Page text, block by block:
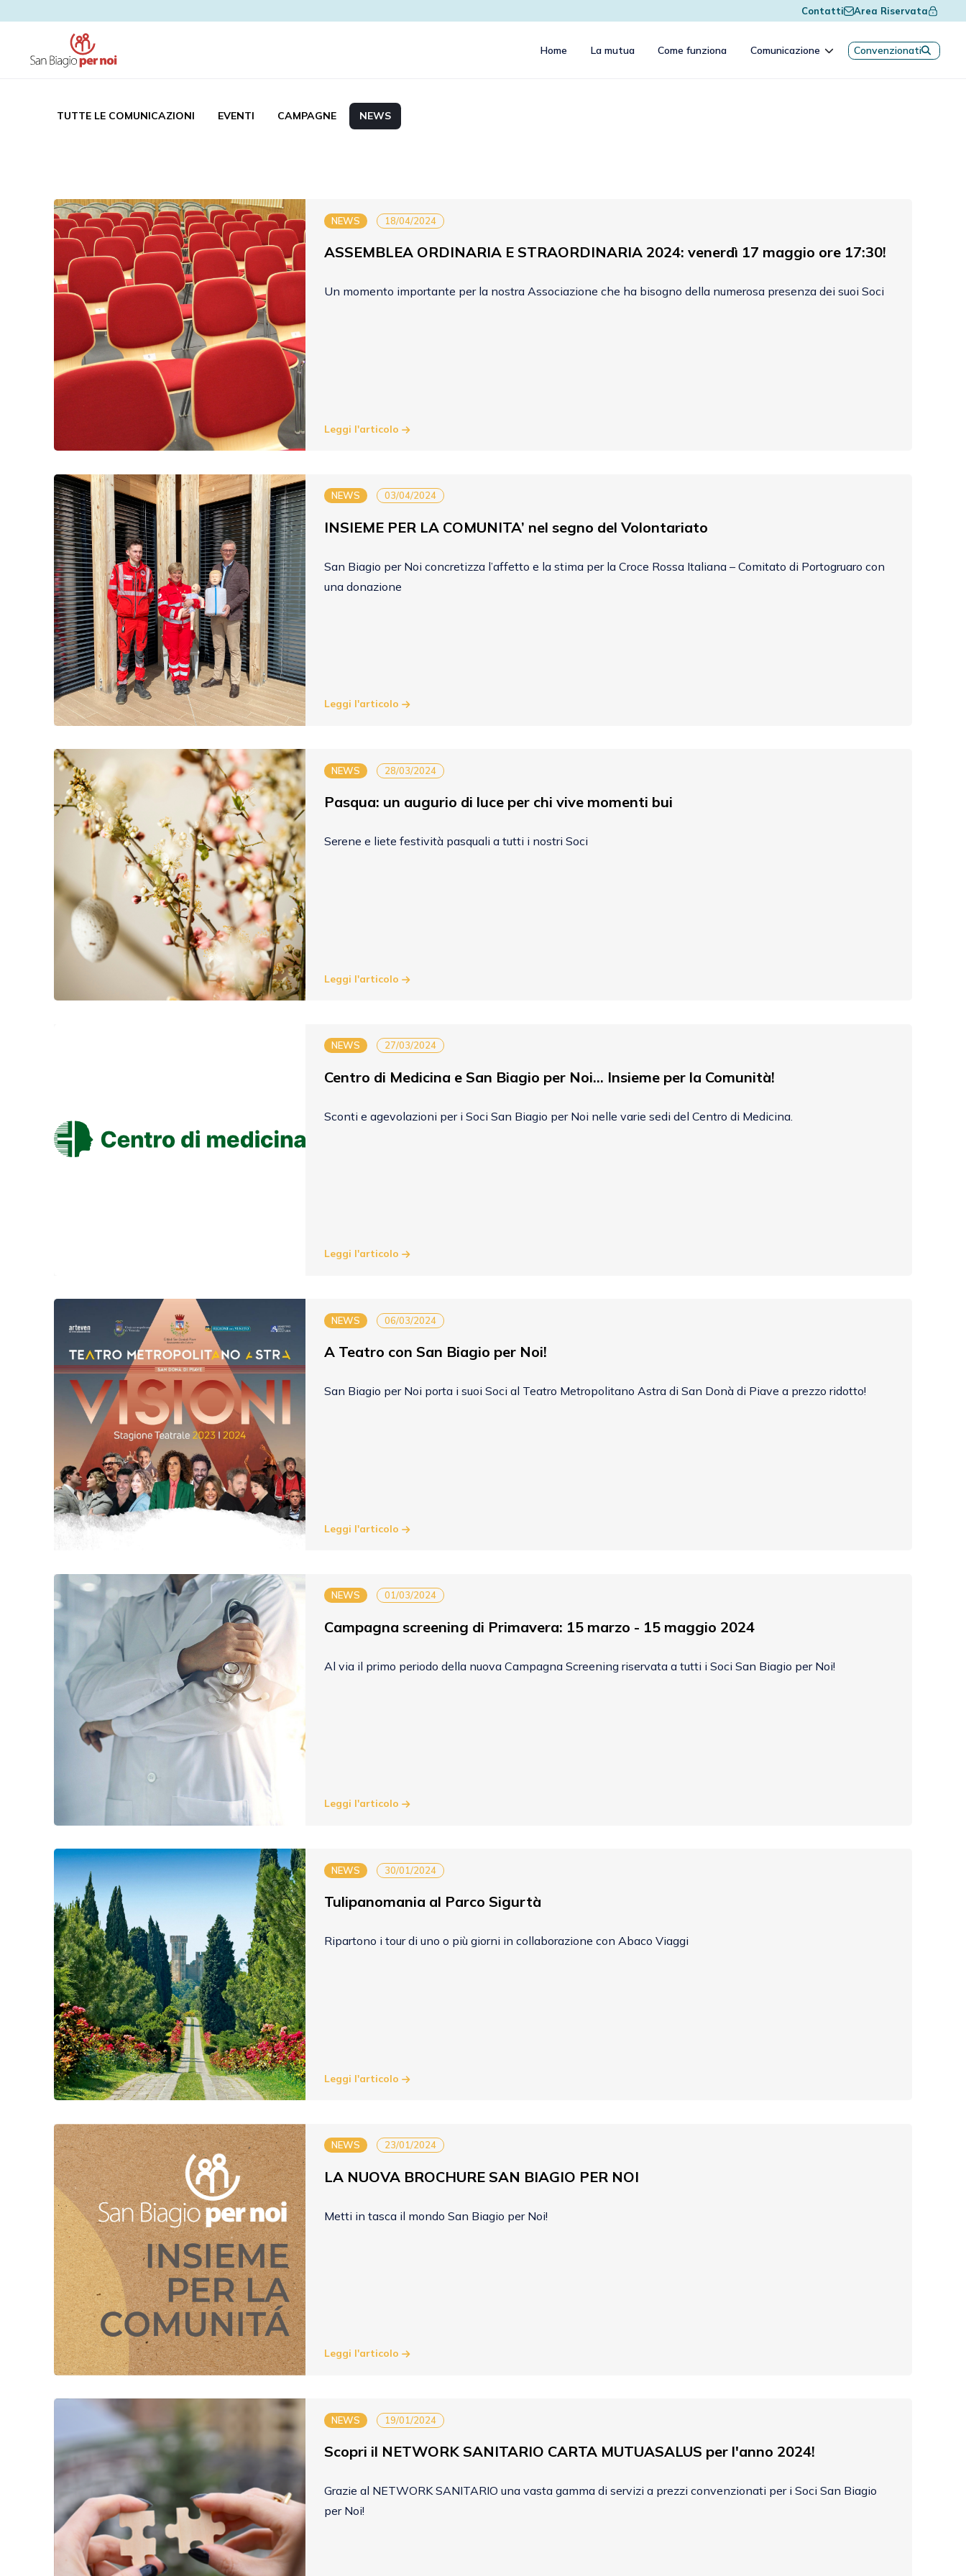
Contatti Area Riservata
Home La mutua Come funziona Comunicazione Convenzionati
TUTTE LE COMUNICAZIONI EVENTI CAMPAGNE NEWS
NEWS 18/04/2024
ASSEMBLEA ORDINARIA E STRAORDINARIA 2024: venerdì 17 maggio ore 17:30!
Un momento importante per la nostra Associazione che ha bisogno della numerosa presenza dei suoi Soci
Leggi l'articolo
NEWS 03/04/2024
INSIEME PER LA COMUNITA’ nel segno del Volontariato
San Biagio per Noi concretizza l’affetto e la stima per la Croce Rossa Italiana – Comitato di Portogruaro con
una donazione
Leggi l'articolo
NEWS 28/03/2024
Pasqua: un augurio di luce per chi vive momenti bui
Serene e liete festività pasquali a tutti i nostri Soci
Leggi l'articolo
NEWS 27/03/2024
Centro di Medicina e San Biagio per Noi... Insieme per la Comunità!
Sconti e agevolazioni per i Soci San Biagio per Noi nelle varie sedi del Centro di Medicina.
Leggi l'articolo
NEWS 06/03/2024
A Teatro con San Biagio per Noi!
San Biagio per Noi porta i suoi Soci al Teatro Metropolitano Astra di San Donà di Piave a prezzo ridotto!
Leggi l'articolo
NEWS 01/03/2024
Campagna screening di Primavera: 15 marzo - 15 maggio 2024
Al via il primo periodo della nuova Campagna Screening riservata a tutti i Soci San Biagio per Noi!
Leggi l'articolo
NEWS 30/01/2024
Tulipanomania al Parco Sigurtà
Ripartono i tour di uno o più giorni in collaborazione con Abaco Viaggi
Leggi l'articolo
NEWS 23/01/2024
LA NUOVA BROCHURE SAN BIAGIO PER NOI
Metti in tasca il mondo San Biagio per Noi!
Leggi l'articolo
NEWS 19/01/2024
Scopri il NETWORK SANITARIO CARTA MUTUASALUS per l'anno 2024!
Grazie al NETWORK SANITARIO una vasta gamma di servizi a prezzi convenzionati per i Soci San Biagio
per Noi!